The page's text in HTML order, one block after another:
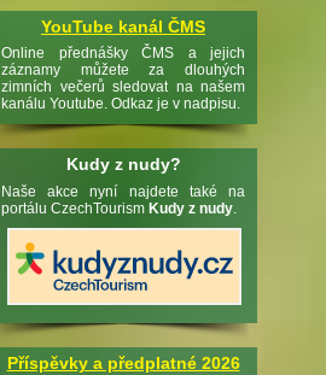
YouTube kanál ČMS
Online přednášky ČMS a jejich
záznamy můžete za dlouhých
zimních večerů sledovat na našem
kanálu Youtube. Odkaz je v nadpisu.
Kudy z nudy?
Naše akce nyní najdete také na
portálu CzechTourism Kudy z nudy
Příspěvky a předplatné 2026